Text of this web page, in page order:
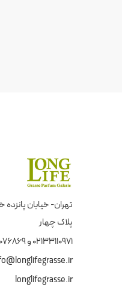
تهران- خیابان پانزده
پلاک چهار
02133110971 و 09368076869
longlifegrasse.ir